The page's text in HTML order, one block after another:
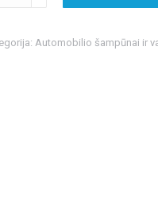
Automobilio šampūnai ir